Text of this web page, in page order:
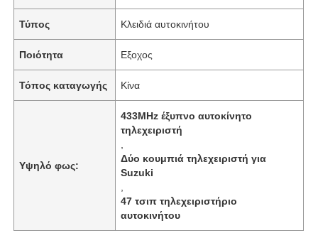
Τύπος Κλειδιά αυτοκινήτου
Ποιότητα Εξοχος
Τόπος καταγωγής Κίνα
Υψηλό φως:
433MHz έξυπνο αυτοκίνητο
τηλεχειριστή
Δύο κουμπιά τηλεχειριστή για
Suzuki
47 τσιπ τηλεχειριστήριο
αυτοκινήτου